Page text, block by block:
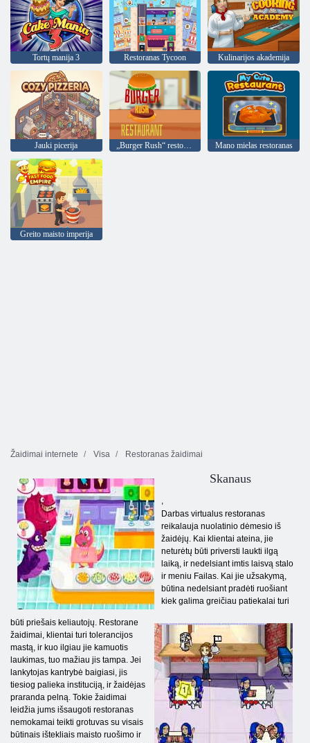
Tortų manija 3 Restoranas Tycoon Kulinarijos akademija
Jauki picerija „Burger Rush“ restoranas Mano mielas restoranas
Greito maisto imperija
Žaidimai internete Visa Restoranas žaidimai
Skanaus
Darbas virtualus restoranas
reikalauja nuolatinio dėmesio iš
žaidėjų. Kai klientai ateina, jie
neturėtų būti priversti laukti ilgą
laiką, ir nedelsiant imtis laisvą stalo
ir meniu Failas. Kai jie užsakymą,
būtina nedelsiant pradėti ruošiant
kiek galima greičiau patiekalai turi
būti priešais keliautojų. Restorane
žaidimai, klientai turi tolerancijos
mastą, ir kuo ilgiau jie kamuotis
laukimas, tuo mažiau jis tampa. Jei
lankytojas kantrybė baigiasi, jis
tiesiog palieka instituciją, ir žaidėjas
praranda pelną. Tokie žaidimai
leidžia jums išsaugoti restoranas
nemokamai teikti grotuvas su visais
būtinais ištekliais maisto ruošimo ir